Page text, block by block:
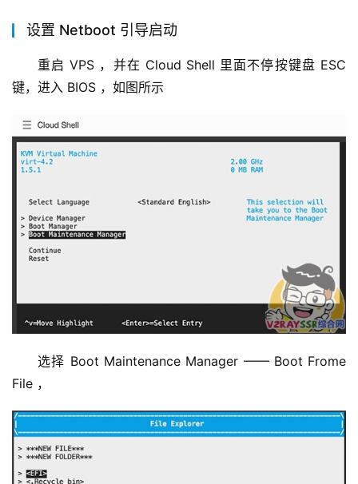
设置 Netboot 引导启动
重启 VPS ，并在 Cloud Shell 里面不停按键盘 ESC
键，进入 BIOS ，如图所示
选择 Boot Maintenance Manager —— Boot Frome
File ，